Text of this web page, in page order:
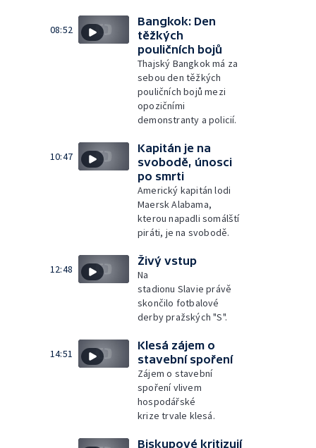
08:52
Bangkok: Den
těžkých
pouličních bojů
Thajský Bangkok má za
sebou den těžkých
pouličních bojů mezi
opozičními
demonstranty a policií.
10:47
Kapitán je na
svobodě, únosci
po smrti
Americký kapitán lodi
Maersk Alabama,
kterou napadli somálští
piráti, je na svobodě.
12:48
Živý vstup
Na
stadionu Slavie právě
skončilo fotbalové
derby pražských "S".
14:51
Klesá zájem o
stavební spoření
Zájem o stavební
spoření vlivem
hospodářské
krize trvale klesá.
Biskupové kritizují